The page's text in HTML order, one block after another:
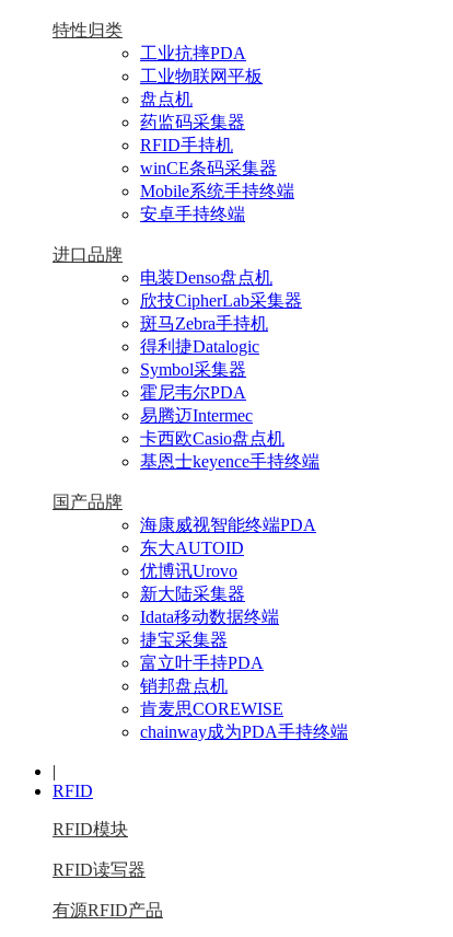
特性归类
工业抗摔PDA
工业物联网平板
盘点机
药监码采集器
RFID手持机
winCE条码采集器
Mobile系统手持终端
安卓手持终端
进口品牌
电装Denso盘点机
欣技CipherLab采集器
斑马Zebra手持机
得利捷Datalogic
Symbol采集器
霍尼韦尔PDA
易腾迈Intermec
卡西欧Casio盘点机
基恩士keyence手持终端
国产品牌
海康威视智能终端PDA
东大AUTOID
优博讯Urovo
新大陆采集器
Idata移动数据终端
捷宝采集器
富立叶手持PDA
销邦盘点机
肯麦思COREWISE
chainway成为PDA手持终端
|
RFID
RFID模块
RFID读写器
有源RFID产品